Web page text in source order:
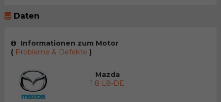
Daten
Informationen zum Motor
(Probleme & Defekte )
Mazda
1.8 L8-DE